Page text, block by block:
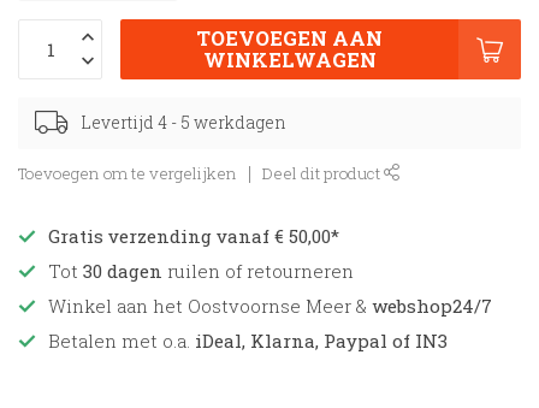
TOEVOEGEN AAN
WINKELWAGEN
Levertijd 4 - 5 werkdagen
Toevoegen om te vergelijken Deel dit product
Gratis verzending vanaf € 50,00*
Tot 30 dagen ruilen of retourneren
Winkel aan het Oostvoornse Meer & webshop24/7
Betalen met o.a. iDeal, Klarna, Paypal of IN3